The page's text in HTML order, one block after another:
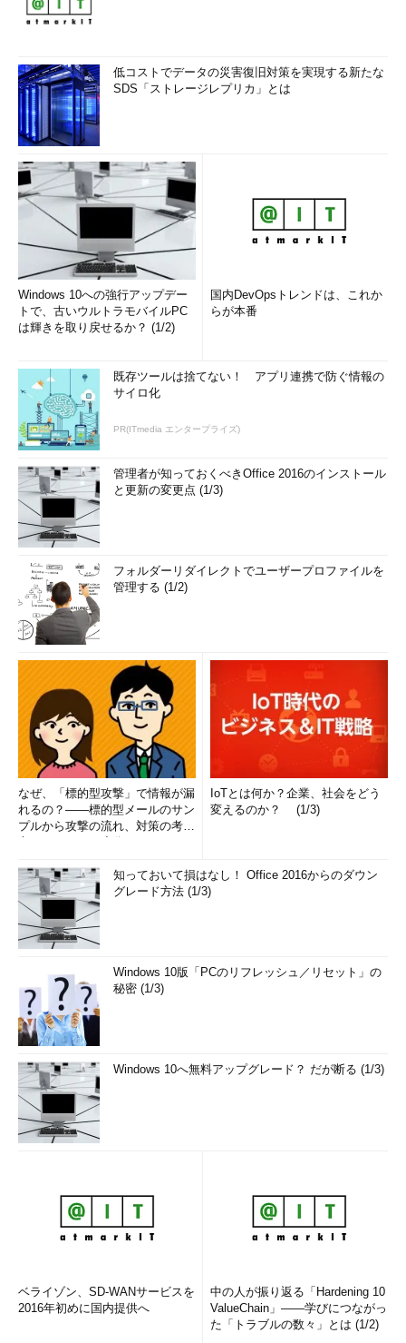
低コストでデータの災害復旧対策を実現する新たな
SDS「ストレージレプリカ」とは
Windows 10への強行アップデー
トで、古いウルトラモバイルPC
は輝きを取り戻せるか？ (1/2)
国内DevOpsトレンドは、これか
らが本番
既存ツールは捨てない！ アプリ連携で防ぐ情報の
サイロ化
PR(ITmedia エンタープライズ)
管理者が知っておくべきOffice 2016のインストール
と更新の変更点 (1/3)
フォルダーリダイレクトでユーザープロファイルを
管理する (1/2)
なぜ、「標的型攻撃」で情報が漏
れるの？――標的型メールのサン
プルから攻撃の流れ、対策の考え
IoTとは何か？企業、社会をどう
変えるのか？ (1/3)
知っておいて損はなし！ Office 2016からのダウン
グレード方法 (1/3)
Windows 10版「PCのリフレッシュ／リセット」の
秘密 (1/3)
Windows 10へ無料アップグレード？ だが断る (1/3)
ベライゾン、SD-WANサービスを
2016年初めに国内提供へ
中の人が振り返る「Hardening 10
ValueChain」――学びにつながっ
た「トラブルの数々」とは (1/2)